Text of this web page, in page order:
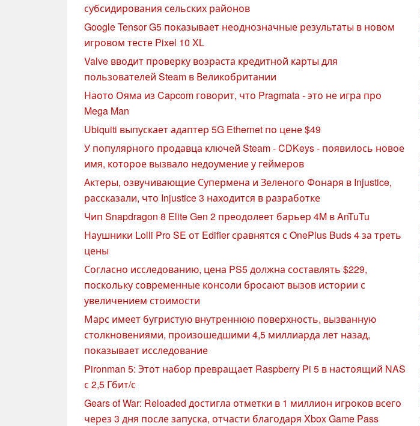
субсидирования сельских районов
Google Tensor G5 показывает неоднозначные результаты в новом
игровом тесте Pixel 10 XL
Valve вводит проверку возраста кредитной карты для
пользователей Steam в Великобритании
Наото Ояма из Capcom говорит, что Pragmata - это не игра про
Mega Man
Ubiquiti выпускает адаптер 5G Ethernet по цене $49
У популярного продавца ключей Steam - CDKeys - появилось новое
имя, которое вызвало недоумение у геймеров
Актеры, озвучивающие Супермена и Зеленого Фонаря в Injustice,
рассказали, что Injustice 3 находится в разработке
Чип Snapdragon 8 Elite Gen 2 преодолеет барьер 4M в AnTuTu
Наушники Lolli Pro SE от Edifier сравнятся с OnePlus Buds 4 за треть
цены
Согласно исследованию, цена PS5 должна составлять $229,
поскольку современные консоли бросают вызов истории с
увеличением стоимости
Марс имеет бугристую внутреннюю поверхность, вызванную
столкновениями, произошедшими 4,5 миллиарда лет назад,
показывает исследование
Pironman 5: Этот набор превращает Raspberry Pi 5 в настоящий NAS
с 2,5 Гбит/с
Gears of War: Reloaded достигла отметки в 1 миллион игроков всего
через 3 дня после запуска, отчасти благодаря Xbox Game Pass